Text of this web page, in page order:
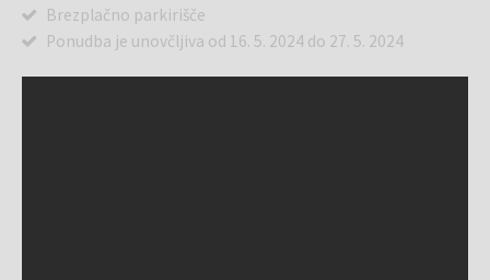
Brezplačno parkirišče
Ponudba je unovčljiva od 16. 5. 2024 do 27. 5. 2024